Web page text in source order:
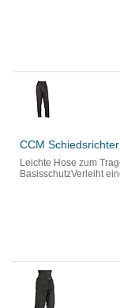
CCM
Leichte Hose zum
BasisschutzVerleiht